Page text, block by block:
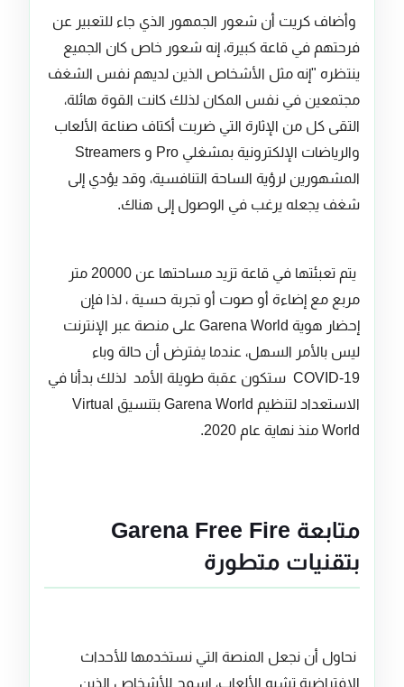
وأضاف كريت أن شعور الجمهور الذي جاء للتعبير عن
فرحتهم في قاعة كبيرة، إنه شعور خاص كان الجميع
ينتظره "إنه مثل الأشخاص الذين لديهم نفس الشغف
مجتمعين في نفس المكان لذلك كانت القوة هائلة،
التقى كل من الإثارة التي ضربت أكتاف صناعة الألعاب
والرياضات الإلكترونية بمشغلي Pro و Streamers
المشهورين لرؤية الساحة التنافسية، وقد يؤدي إلى
شغف يجعله يرغب في الوصول إلى هناك.
يتم تعبئتها في قاعة تزيد مساحتها عن 20000 متر
مربع مع إضاءة أو صوت أو تجربة حسية ، لذا فإن
إحضار هوية Garena World على منصة عبر الإنترنت
ليس بالأمر السهل، عندما يفترض أن حالة وباء
COVID-19 ستكون عقبة طويلة الأمد لذلك بدأنا في
الاستعداد لتنظيم Garena World بتنسيق Virtual
World منذ نهاية عام 2020.
متابعة Garena Free Fire
بتقنيات متطورة
نحاول أن نجعل المنصة التي نستخدمها للأحداث
الافتراضية تشبه الألعاب، اسمح للأشخاص الذين